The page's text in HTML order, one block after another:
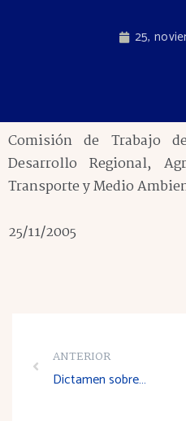
25,
Comisión de Trabajo
Desarrollo Regional,
Transporte y Medio
25/11/2005
ANTERIOR
Dictamen sobre el Proyecto de Decreto por el que se crea el Consejo Superior de Estadística de La Rioja y se establece su organización, composición y funcionamiento